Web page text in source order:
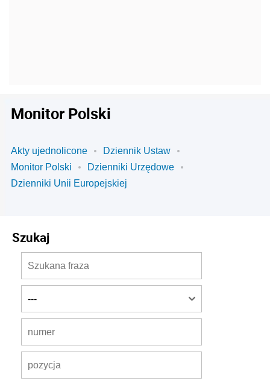
Monitor Polski
Akty ujednolicone
Dziennik Ustaw
Monitor Polski
Dzienniki Urzędowe
Dzienniki Unii Europejskiej
Szukaj